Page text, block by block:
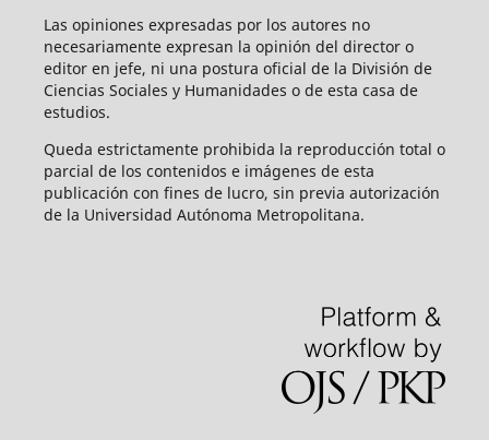
Las opiniones expresadas por los autores no
necesariamente expresan la opinión del director o
editor en jefe, ni una postura oficial de la División de
Ciencias Sociales y Humanidades o de esta casa de
estudios.
Queda estrictamente prohibida la reproducción total o
parcial de los contenidos e imágenes de esta
publicación con fines de lucro, sin previa autorización
de la Universidad Autónoma Metropolitana.